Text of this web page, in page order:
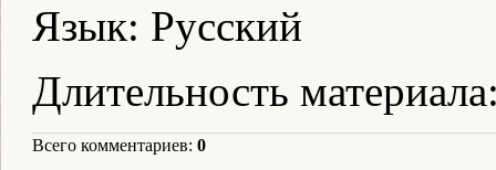
Язык: Русский
Длительность материала
Всего комментариев: 0